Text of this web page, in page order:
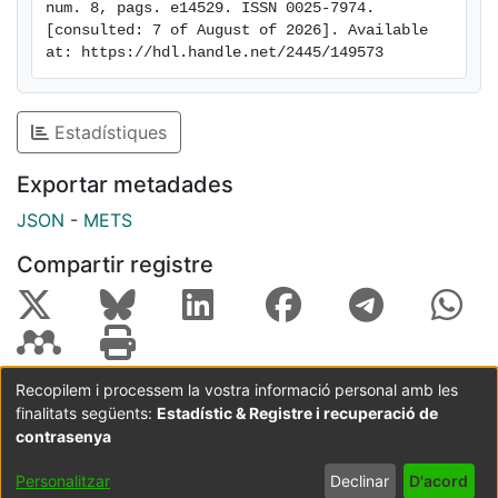
PIGT cases corroborating the usefulness of WES as a
diagnostic tool.
num. 8, pags. e14529. ISSN 0025-7974.
[consulted: 7 of August of 2026]. Available
at: https://hdl.handle.net/2445/149573
Estadístiques
Exportar metadades
JSON - METS
Compartir registre
Coordinació:CRAI UB Avís legal
Metadades
subjectes a:
Configuració
de cookies
privadesa
Recopilem i processem la vostra informació personal amb les
finalitats següents: Estadístic & Registre i recuperació de
contrasenya
Personalitzar Declinar D'acord